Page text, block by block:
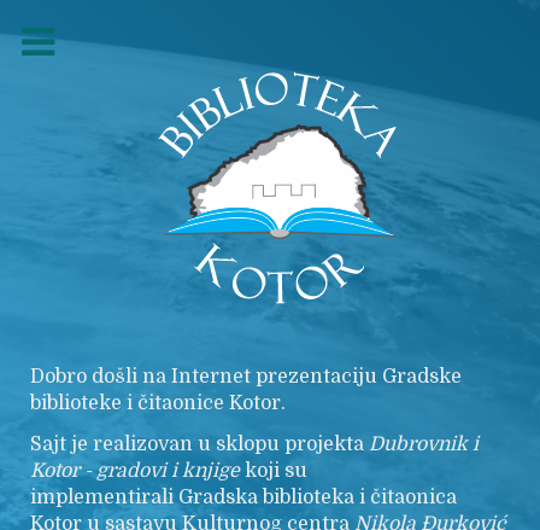
Dobro došli na Internet prezentaciju Gradske
biblioteke i čitaonice Kotor.
Sajt je realizovan u sklopu projekta Dubrovnik i
Kotor - gradovi i knjigekoji su
implementirali Gradska biblioteka i čitaonica
Kotor u sastavu Kulturnog centra Nikola Đurković